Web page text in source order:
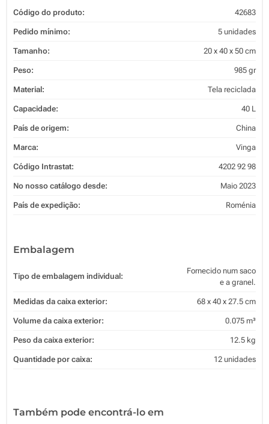
Código do produto: 42683
Pedido mínimo: 5 unidades
Tamanho: 20 x 40 x 50 cm
Peso: 985 gr
Material: Tela reciclada
Capacidade: 40 L
País de origem: China
Marca: Vinga
Código Intrastat: 4202 92 98
No nosso catálogo desde: Maio 2023
País de expedição: Roménia
Embalagem
Tipo de embalagem individual:
Fornecido num saco
e a granel.
Medidas da caixa exterior: 68 x 40 x 27.5 cm
Volume da caixa exterior: 0.075 m³
Peso da caixa exterior: 12.5 kg
Quantidade por caixa: 12 unidades
Também pode encontrá-lo em